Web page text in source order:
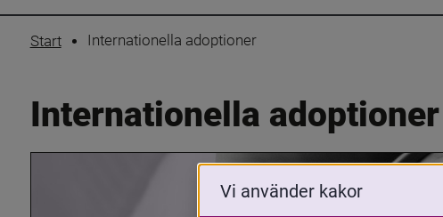
Start Internationella adoptioner
Internationella adoptioner
Vi använder kakor